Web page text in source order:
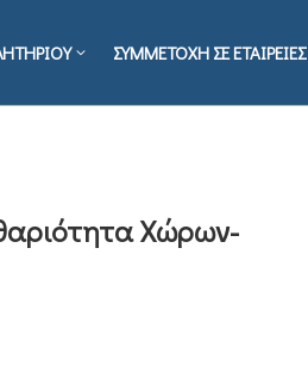
ΣΥΜΜΕΤΟΧΗ ΣΕ ΕΤΑΙΡΕΙΕΣ
Χώρων-